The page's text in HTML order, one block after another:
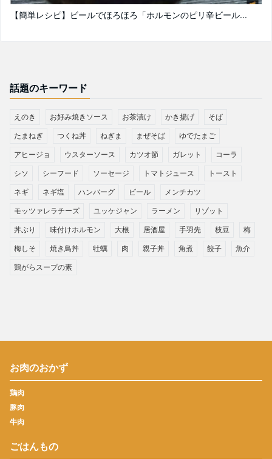
【簡単レシピ】ビールでほろほろ「ホルモンのピリ辛ビール...
話題のキーワード
えのき お好み焼きソース お茶漬け かき揚げ そば
たまねぎ つくね丼 ねぎま まぜそば ゆでたまご
アヒージョ ウスターソース カツオ節 ガレット コーラ
シソ シーフード ソーセージ トマトジュース トースト
ネギ ネギ塩 ハンバーグ ビール メンチカツ
モッツァレラチーズ ユッケジャン ラーメン リゾット
丼ぶり 味付けホルモン 大根 居酒屋 手羽先 枝豆 梅
梅しそ 焼き鳥丼 牡蠣 肉 親子丼 角煮 餃子 魚介
鶏がらスープの素
お肉のおかず
鶏肉
豚肉
牛肉
ごはんもの